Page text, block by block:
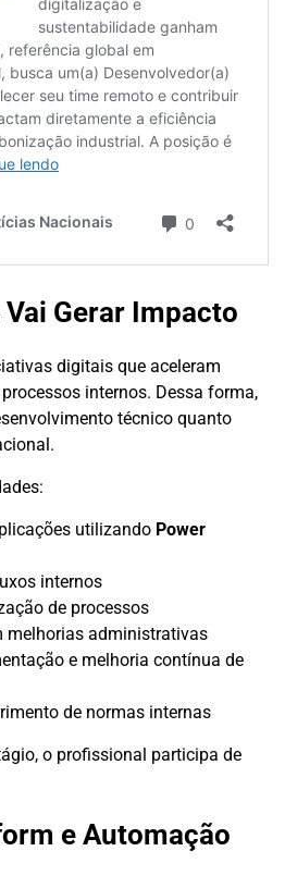
Gerar Impacto
digitais que aceleram
internos. Dessa forma,
técnico quanto
utilizando Power
internos
de processos
melhorias administrativas
e melhoria contínua de
de normas internas
o profissional participa de
e Automação